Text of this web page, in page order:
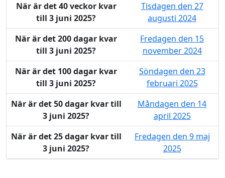
När är det 40 veckor kvar
till 3 juni 2025?
Tisdagen den 27
augusti 2024
När är det 200 dagar kvar
till 3 juni 2025?
Fredagen den 15
november 2024
När är det 100 dagar kvar
till 3 juni 2025?
Söndagen den 23
februari 2025
När är det 50 dagar kvar till
3 juni 2025?
Måndagen den 14
april 2025
När är det 25 dagar kvar till
3 juni 2025?
Fredagen den 9 maj
2025